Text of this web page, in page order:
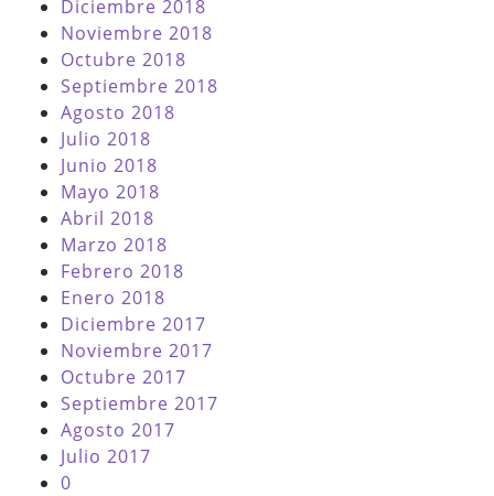
Diciembre 2018
Noviembre 2018
Octubre 2018
Septiembre 2018
Agosto 2018
Julio 2018
Junio 2018
Mayo 2018
Abril 2018
Marzo 2018
Febrero 2018
Enero 2018
Diciembre 2017
Noviembre 2017
Octubre 2017
Septiembre 2017
Agosto 2017
Julio 2017
0